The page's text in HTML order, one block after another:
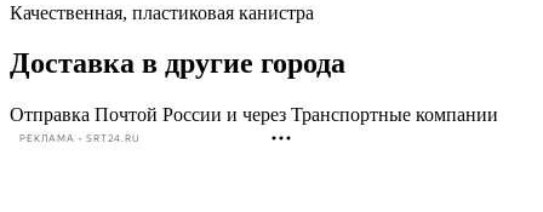
Качественная, пластиковая канистра
Доставка в другие города
Отправка Почтой России и через Транспортные компании
РЕКЛАМА • SRT24.RU